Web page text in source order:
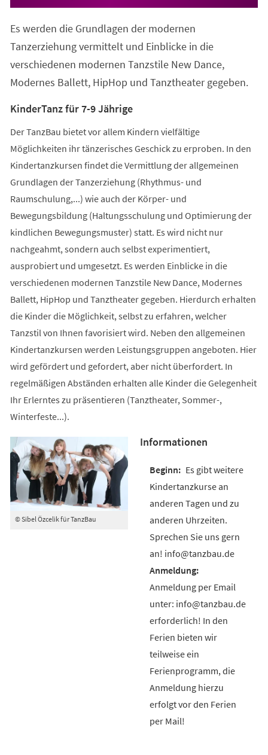
Es werden die Grundlagen der modernen
Tanzerziehung vermittelt und Einblicke in die
verschiedenen modernen Tanzstile New Dance,
Modernes Ballett, HipHop und Tanztheater gegeben.
KinderTanz für 7-9 Jährige
Der TanzBau bietet vor allem Kindern vielfältige
Möglichkeiten ihr tänzerisches Geschick zu erproben. In den
Kindertanzkursen findet die Vermittlung der allgemeinen
Grundlagen der Tanzerziehung (Rhythmus- und
Raumschulung,...) wie auch der Körper- und
Bewegungsbildung (Haltungsschulung und Optimierung der
kindlichen Bewegungsmuster) statt. Es wird nicht nur
nachgeahmt, sondern auch selbst experimentiert,
ausprobiert und umgesetzt. Es werden Einblicke in die
verschiedenen modernen Tanzstile New Dance, Modernes
Ballett, HipHop und Tanztheater gegeben. Hierdurch erhalten
die Kinder die Möglichkeit, selbst zu erfahren, welcher
Tanzstil von Ihnen favorisiert wird. Neben den allgemeinen
Kindertanzkursen werden Leistungsgruppen angeboten. Hier
wird gefördert und gefordert, aber nicht überfordert. In
regelmäßigen Abständen erhalten alle Kinder die Gelegenheit
Ihr Erlerntes zu präsentieren (Tanztheater, Sommer-,
Winterfeste...).
© Sibel Özcelik für TanzBau
Informationen
Es gibt weitere
Kindertanzkurse an
anderen Tagen und zu
anderen Uhrzeiten.
Sprechen Sie uns gern
an! info@tanzbau.de
Anmeldung per Email
unter: info@tanzbau.de
erforderlich! In den
Ferien bieten wir
teilweise ein
Ferienprogramm, die
Anmeldung hierzu
erfolgt vor den Ferien
per Mail!